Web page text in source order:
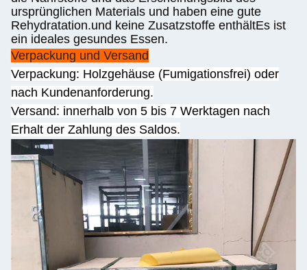
ursprünglichen Materials und haben eine gute
Rehydratation.und keine Zusatzstoffe enthältEs ist
ein ideales gesundes Essen.
Verpackung und Versand
Verpackung: Holzgehäuse (Fumigationsfrei) oder
nach Kundenanforderung.
Versand: innerhalb von 5 bis 7 Werktagen nach
Erhalt der Zahlung des Saldos.